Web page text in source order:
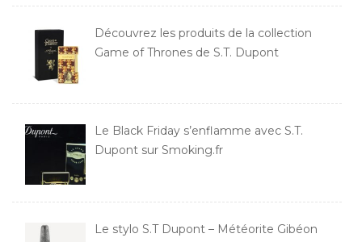
Découvrez les produits de la collection
Game of Thrones de S.T. Dupont
Le Black Friday s’enflamme avec S.T.
Dupont sur Smoking.fr
Le stylo S.T Dupont – Météorite Gibéon